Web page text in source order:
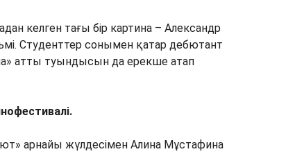
келген тағы бір картина – Александр
Студенттер сонымен қатар дебютант
атты туындысын да ерекше атап
арнайы жүлдесімен Алина Мұстафина